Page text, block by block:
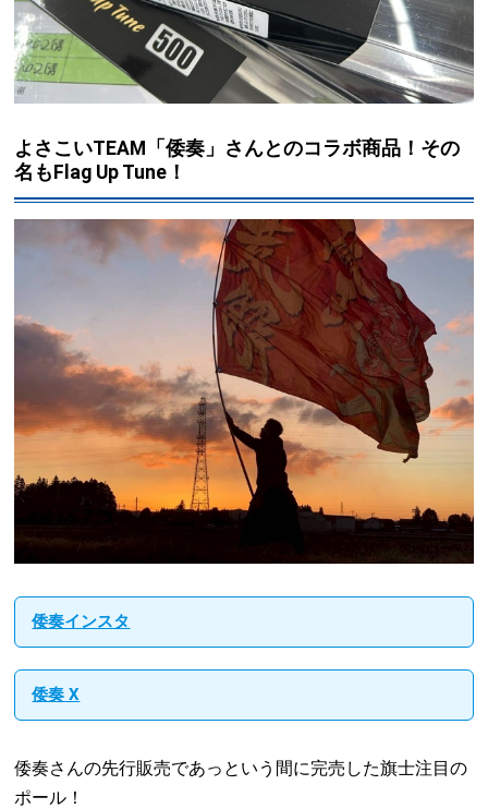
よさこいTEAM「倭奏」さんとのコラボ商品！その
名もFlag Up Tune！
倭奏インスタ
倭奏 X
倭奏さんの先行販売であっという間に完売した旗士注目の
ポール！